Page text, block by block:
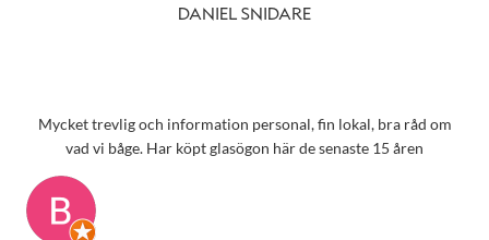
DANIEL SNIDARE
Mycket trevlig och information personal, fin lokal, bra råd om
vad vi båge. Har köpt glasögon här de senaste 15 åren